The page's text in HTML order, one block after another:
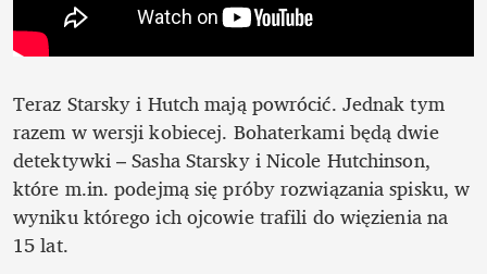
Teraz Starsky i Hutch mają powrócić. Jednak tym
razem w wersji kobiecej. Bohaterkami będą dwie
detektywki – Sasha Starsky i Nicole Hutchinson,
które m.in. podejmą się próby rozwiązania spisku, w
wyniku którego ich ojcowie trafili do więzienia na
15 lat.